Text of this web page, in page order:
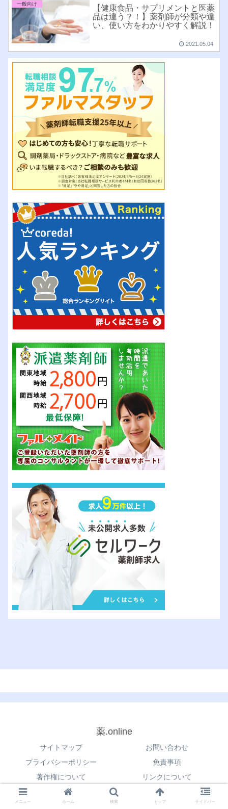
一般向け
【健康食品・サプリメントと医薬
品は違う？！】薬剤師が分類や違
い、使い方をわかりやすく解説！
2021.05.04
薬.online
サイトマップ
お問い合わせ
プライバシーポリシー
免責事項
著作権について
リンクについて
© 2021 薬.online.
メニュー ホーム 検索 トップ サイドバー